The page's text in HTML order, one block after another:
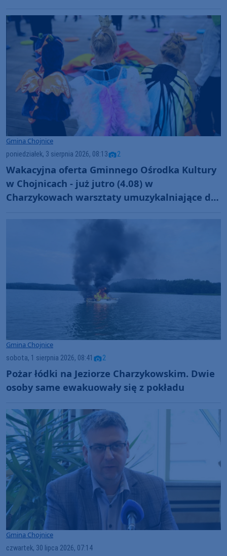
Gmina Chojnice
poniedziałek, 3 sierpnia 2026, 08:13 2
Wakacyjna oferta Gminnego Ośrodka Kultury
w Chojnicach - już jutro (4.08) w
Charzykowach warsztaty umuzykalniające dla
Gmina Chojnice
sobota, 1 sierpnia 2026, 08:41 2
Pożar łódki na Jeziorze Charzykowskim. Dwie
osoby same ewakuowały się z pokładu
Gmina Chojnice
czwartek, 30 lipca 2026, 07:14